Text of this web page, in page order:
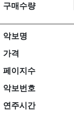
구매수량
악보명
가격
페이지수
악보번호
연주시간